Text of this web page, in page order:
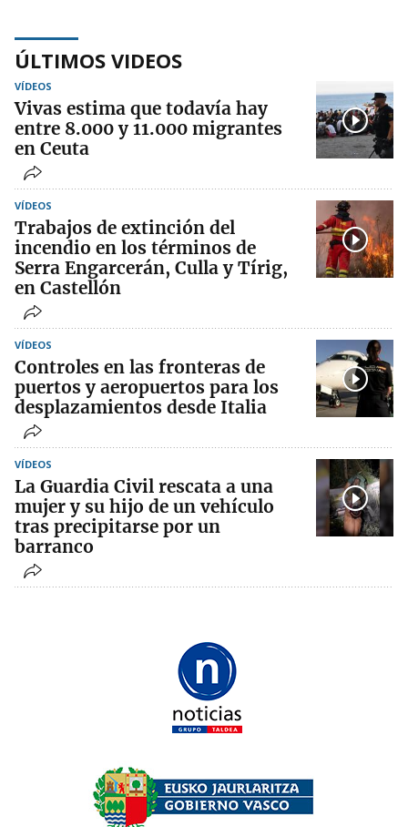
ÚLTIMOS VIDEOS
VÍDEOS
Vivas estima que todavía hay
entre 8.000 y 11.000 migrantes
en Ceuta
VÍDEOS
Trabajos de extinción del
incendio en los términos de
Serra Engarcerán, Culla y Tírig,
en Castellón
VÍDEOS
Controles en las fronteras de
puertos y aeropuertos para los
desplazamientos desde Italia
VÍDEOS
La Guardia Civil rescata a una
mujer y su hijo de un vehículo
tras precipitarse por un
barranco